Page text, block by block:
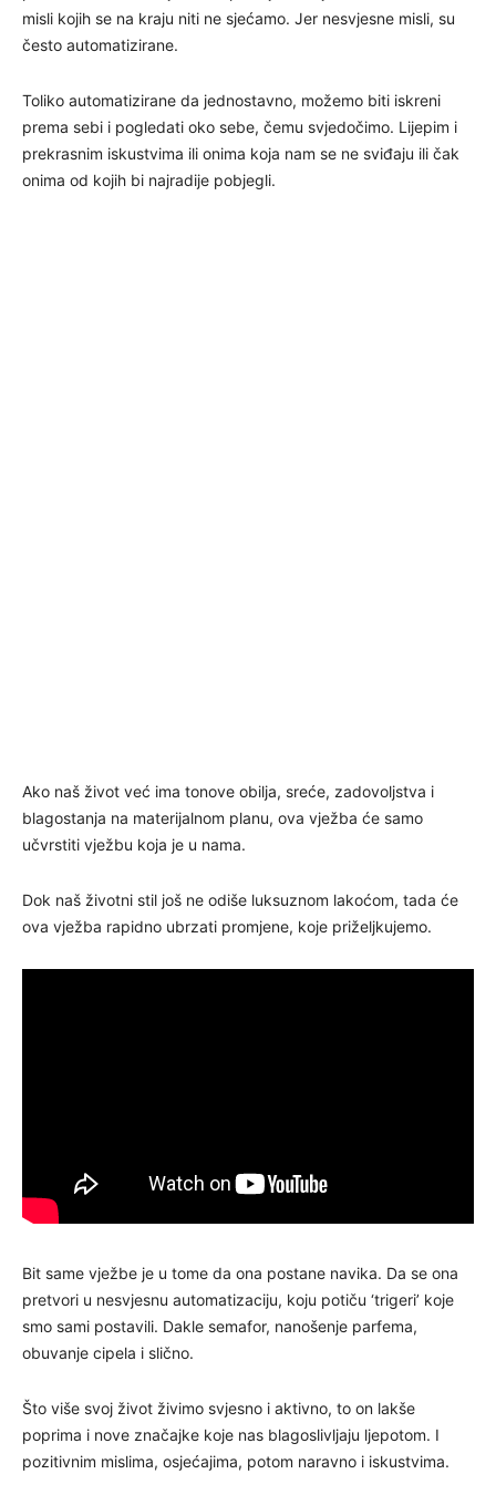
misli kojih se na kraju niti ne sjećamo. Jer nesvjesne misli, su
često automatizirane.
Toliko automatizirane da jednostavno, možemo biti iskreni
prema sebi i pogledati oko sebe, čemu svjedočimo. Lijepim i
prekrasnim iskustvima ili onima koja nam se ne sviđaju ili čak
onima od kojih bi najradije pobjegli.
Ako naš život već ima tonove obilja, sreće, zadovoljstva i
blagostanja na materijalnom planu, ova vježba će samo
učvrstiti vježbu koja je u nama.
Dok naš životni stil još ne odiše luksuznom lakoćom, tada će
ova vježba rapidno ubrzati promjene, koje priželjkujemo.
Bit same vježbe je u tome da ona postane navika. Da se ona
pretvori u nesvjesnu automatizaciju, koju potiču ‘trigeri’ koje
smo sami postavili. Dakle semafor, nanošenje parfema,
obuvanje cipela i slično.
Što više svoj život živimo svjesno i aktivno, to on lakše
poprima i nove značajke koje nas blagoslivljaju ljepotom. I
pozitivnim mislima, osjećajima, potom naravno i iskustvima.